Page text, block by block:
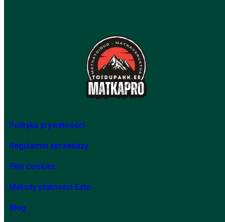
Polityka prywatności
Regulamin sprzedaży
Pliki cookies
Metody płatności Esto
Blog